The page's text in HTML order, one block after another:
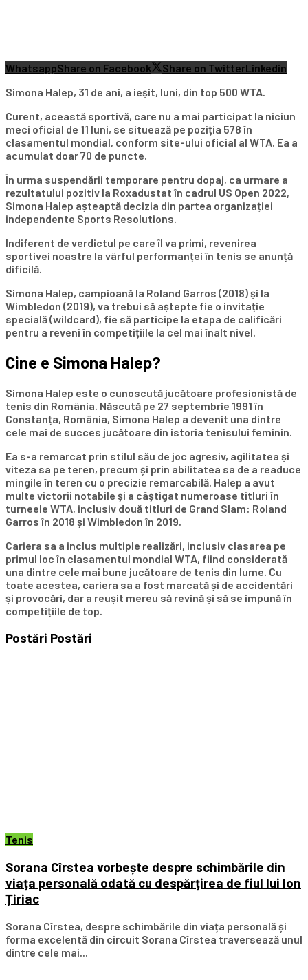
WhatsappShare on Facebook Share on TwitterLinkedin
Simona Halep, 31 de ani, a ieșit, luni, din top 500 WTA.
Curent, această sportivă, care nu a mai participat la niciun
meci oficial de 11 luni, se situează pe poziția 578 în
clasamentul mondial, conform site-ului oficial al WTA. Ea a
acumulat doar 70 de puncte.
În urma suspendării temporare pentru dopaj, ca urmare a
rezultatului pozitiv la Roxadustat în cadrul US Open 2022,
Simona Halep așteaptă decizia din partea organizației
independente Sports Resolutions.
Indiferent de verdictul pe care îl va primi, revenirea
sportivei noastre la vârful performanței în tenis se anunță
dificilă.
Simona Halep, campioană la Roland Garros (2018) și la
Wimbledon (2019), va trebui să aștepte fie o invitație
specială (wildcard), fie să participe la etapa de calificări
pentru a reveni în competițiile la cel mai înalt nivel.
Cine e Simona Halep?
Simona Halep este o cunoscută jucătoare profesionistă de
tenis din România. Născută pe 27 septembrie 1991 în
Constanța, România, Simona Halep a devenit una dintre
cele mai de succes jucătoare din istoria tenisului feminin.
Ea s-a remarcat prin stilul său de joc agresiv, agilitatea și
viteza sa pe teren, precum și prin abilitatea sa de a readuce
mingile în teren cu o precizie remarcabilă. Halep a avut
multe victorii notabile și a câștigat numeroase titluri în
turneele WTA, inclusiv două titluri de Grand Slam: Roland
Garros în 2018 și Wimbledon în 2019.
Cariera sa a inclus multiple realizări, inclusiv clasarea pe
primul loc în clasamentul mondial WTA, fiind considerată
una dintre cele mai bune jucătoare de tenis din lume. Cu
toate acestea, cariera sa a fost marcată și de accidentări
și provocări, dar a reușit mereu să revină și să se impună în
competițiile de top.
Postări Postări
Tenis
Sorana Cîrstea vorbește despre schimbările din
viața personală odată cu despărțirea de fiul lui Ion
Țiriac
Sorana Cîrstea, despre schimbările din viața personală și
forma excelentă din circuit Sorana Cîrstea traversează unul
dintre cele mai...